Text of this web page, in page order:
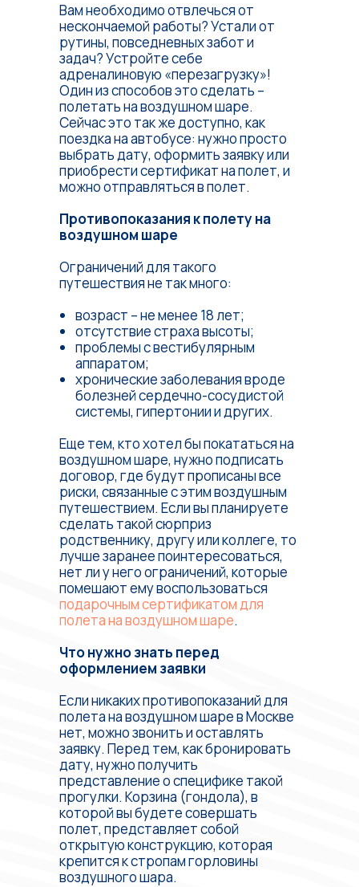
Вам необходимо отвлечься от
нескончаемой работы? Устали от
рутины, повседневных забот и
задач? Устройте себе
адреналиновую «перезагрузку»!
Один из способов это сделать –
полетать на воздушном шаре.
Сейчас это так же доступно, как
поездка на автобусе: нужно просто
выбрать дату, оформить заявку или
приобрести сертификат на полет, и
можно отправляться в полет.
Противопоказания к полету на
воздушном шаре
Ограничений для такого
путешествия не так много:
возраст – не менее 18 лет;
отсутствие страха высоты;
проблемы с вестибулярным
аппаратом;
хронические заболевания вроде
болезней сердечно-сосудистой
системы, гипертонии и других.
Еще тем, кто хотел бы покататься на
воздушном шаре, нужно подписать
договор, где будут прописаны все
риски, связанные с этим воздушным
путешествием. Если вы планируете
сделать такой сюрприз
родственнику, другу или коллеге, то
лучше заранее поинтересоваться,
нет ли у него ограничений, которые
помешают ему воспользоваться
подарочным сертификатом для
полета на воздушном шаре.
Что нужно знать перед
оформлением заявки
Если никаких противопоказаний для
полета на воздушном шаре в Москве
нет, можно звонить и оставлять
заявку. Перед тем, как бронировать
дату, нужно получить
представление о специфике такой
прогулки. Корзина (гондола), в
которой вы будете совершать
полет, представляет собой
открытую конструкцию, которая
крепится к стропам горловины
воздушного шара.